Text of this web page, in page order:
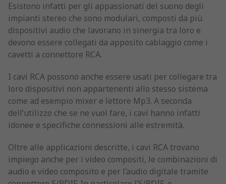
Esistono infatti per gli appassionati del suono degli
impianti stereo che sono modulari, composti da più
dispositivi audio che lavorano in sinergia tra loro e
devono essere collegati da apposito cablaggio come i
cavetti a connettore RCA.
I cavi RCA possono anche essere usati per collegare tra
loro dispositivi non appartenenti allo stesso sistema
come ad esempio mixer e lettore Mp3. A seconda
dell’utilizzo che se ne vuol fare, i cavi hanno infatti
idonee e specifiche connessioni alle estremità.
Oltre alle applicazioni descritte, i cavi RCA trovano
impiego anche per i video compositi, le combinazioni di
audio e video composito e per l’audio digitale tramite